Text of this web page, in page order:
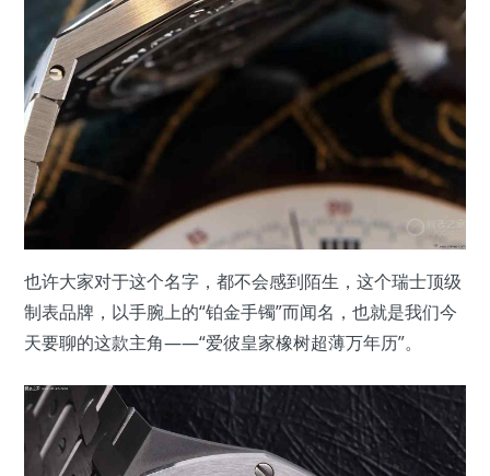
也许大家对于这个名字，都不会感到陌生，这个瑞士顶级
制表品牌，以手腕上的“铂金手镯”而闻名，也就是我们今
天要聊的这款主角——“爱彼皇家橡树超薄万年历”。